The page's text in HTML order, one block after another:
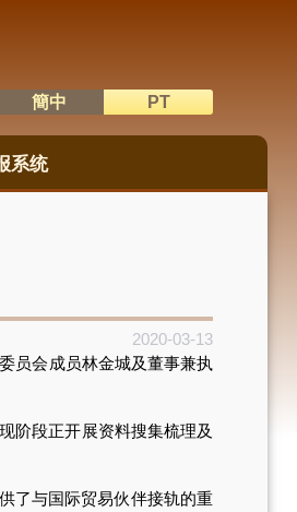
簡中 PT
系统
2020-03-13
员会成员林金城及董事兼执
阶段正开展资料搜集梳理及
了与国际贸易伙伴接轨的重